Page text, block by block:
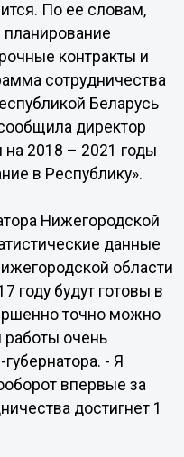
По ее словам,
контракты и
сотрудничества
Беларусь
директор
на 2018 – 2021 годы
в Республику».
Нижегородской
данные
области
году будут готовы в
точно можно
работы очень
- Я
впервые за
достигнет 1